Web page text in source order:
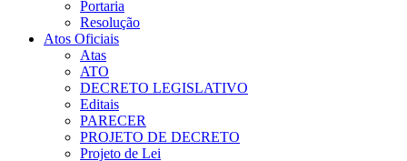
Portaria
Resolução
Atos Oficiais
Atas
ATO
DECRETO LEGISLATIVO
Editais
PARECER
PROJETO DE DECRETO
Projeto de Lei